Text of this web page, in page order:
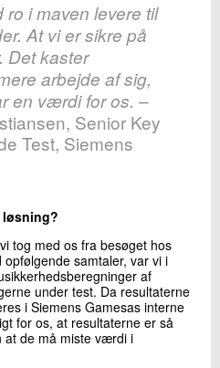
ro i maven levere til
At vi er sikre på
Det kaster
arbejde af sig,
en værdi for os.–
Senior Key
Test, Siemens
løsning?
tog med os fra besøget hos
samtaler, var vi i
af
under test. Da resultaterne
i Siemens Gamesas interne
for os, at resultaterne er så
at de må miste værdi i